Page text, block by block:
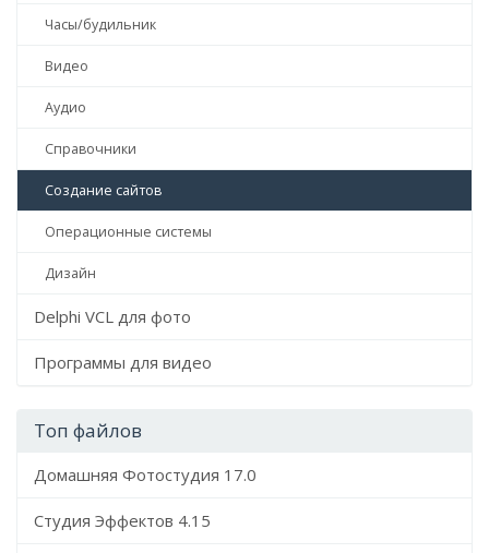
Часы/будильник
Видео
Аудио
Справочники
Создание сайтов
Операционные системы
Дизайн
Delphi VCL для фото
Программы для видео
Топ файлов
Домашняя Фотостудия 17.0
Студия Эффектов 4.15